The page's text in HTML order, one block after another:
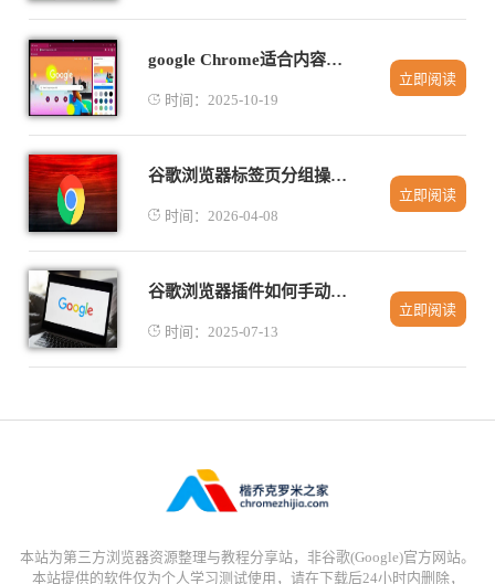
google Chrome适合内容创作者的插件推荐
时间：2025-10-19
立即阅读
谷歌浏览器标签页分组操作如何快速完成
时间：2026-04-08
立即阅读
谷歌浏览器插件如何手动清理缓存数据
时间：2025-07-13
立即阅读
本站为第三方浏览器资源整理与教程分享站，非谷歌(Google)官方网站。
本站提供的软件仅为个人学习测试使用，请在下载后24小时内删除，